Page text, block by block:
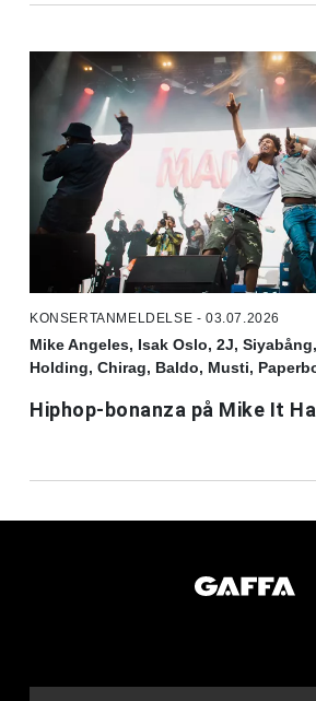
KONSERTANMELDELSE - 03.07.2026
Mike Angeles, Isak Oslo, 2J,
Holding, Chirag, Baldo, Musti,
Hiphop-bonanza på Mike It